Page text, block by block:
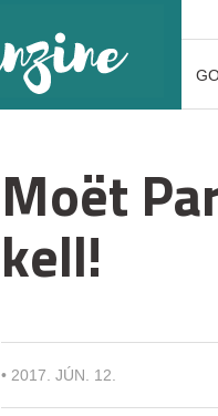
Moët
kell!
• 2017. JÚN. 12.